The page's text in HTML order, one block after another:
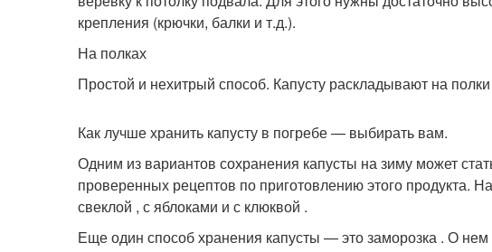
крепления (крючки, балки и т.д.).
На полках
Простой и нехитрый способ. Капусту раскладывают на
Как лучше хранить капусту в погребе — выбирать вам.
Одним из вариантов сохранения капусты на зиму может
проверенных рецептов по приготовлению этого продукта.
свеклой , с яблоками и с клюквой .
Еще один способ хранения капусты — это заморозка . О